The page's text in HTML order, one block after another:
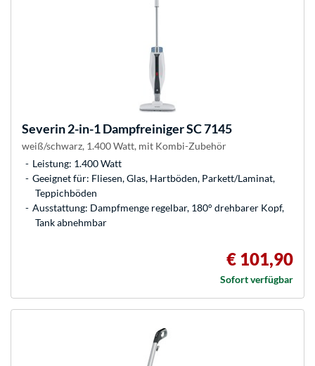
Severin2-in-1 Dampfreiniger SC 7145
weiß/schwarz, 1.400 Watt, mit Kombi-Zubehör
Leistung: 1.400 Watt
Geeignet für: Fliesen, Glas, Hartböden, Parkett/Laminat,
Teppichböden
Ausstattung: Dampfmenge regelbar, 180° drehbarer Kopf,
Tank abnehmbar
€ 101,90
Sofort verfügbar